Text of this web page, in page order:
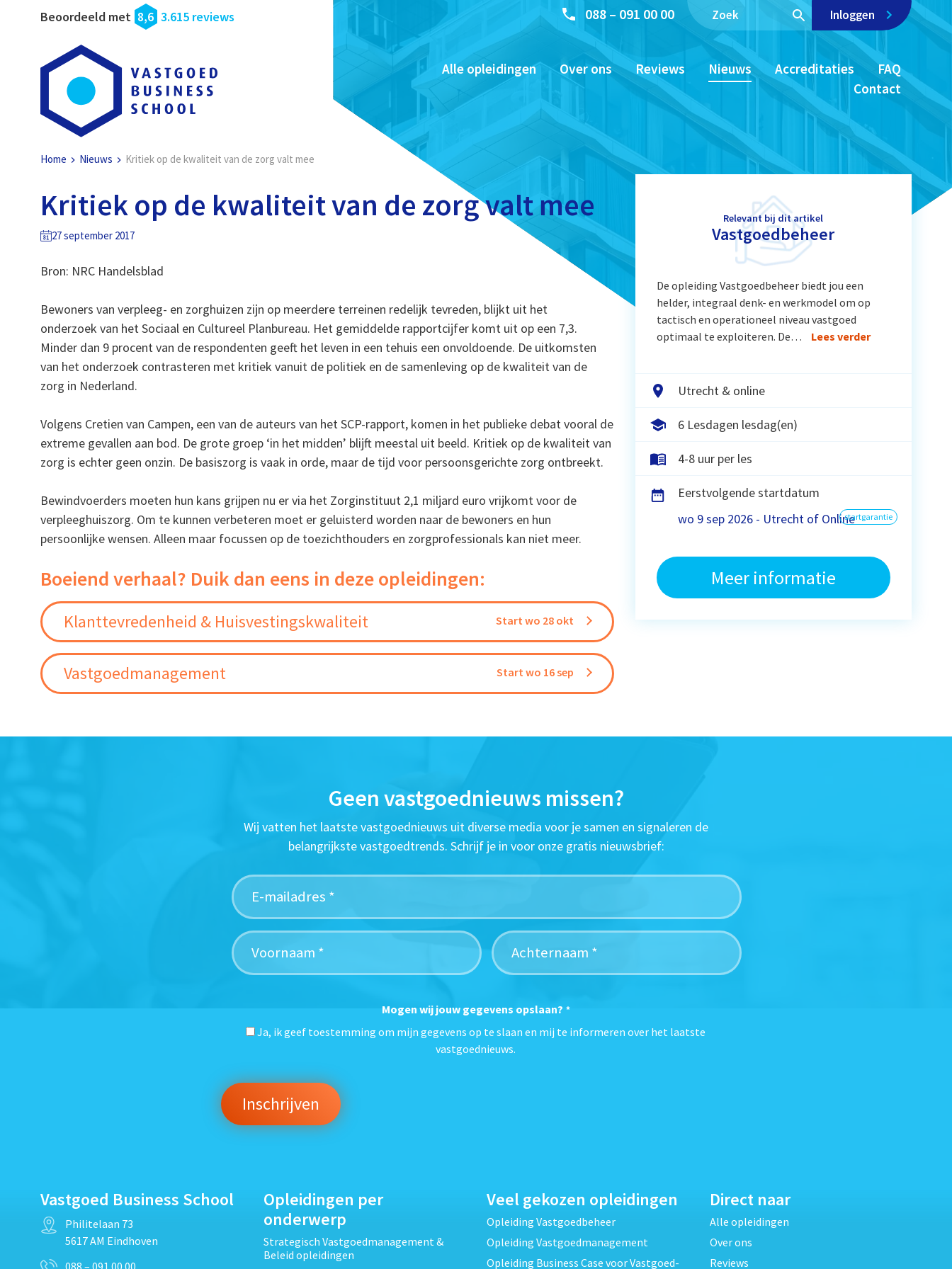
Beoordeeld met 8,6 3.615 reviews 088 – 091 00 00 Inloggen
Alle opleidingen Over ons Reviews Nieuws Accreditaties
FAQ
Contact
Home Nieuws Kritiek op de kwaliteit van de zorg valt mee
Kritiek op de kwaliteit van de zorg valt mee
27 september 2017
Bron: NRC Handelsblad
Bewoners van verpleeg- en zorghuizen zijn op meerdere terreinen redelijk tevreden, blijkt uit het
onderzoek van het Sociaal en Cultureel Planbureau. Het gemiddelde rapportcijfer komt uit op een 7,3.
Minder dan 9 procent van de respondenten geeft het leven in een tehuis een onvoldoende. De uitkomsten
van het onderzoek contrasteren met kritiek vanuit de politiek en de samenleving op de kwaliteit van de
zorg in Nederland.
Volgens Cretien van Campen, een van de auteurs van het SCP-rapport, komen in het publieke debat vooral de
extreme gevallen aan bod. De grote groep ‘in het midden’ blijft meestal uit beeld. Kritiek op de kwaliteit van
zorg is echter geen onzin. De basiszorg is vaak in orde, maar de tijd voor persoonsgerichte zorg ontbreekt.
Bewindvoerders moeten hun kans grijpen nu er via het Zorginstituut 2,1 miljard euro vrijkomt voor de
verpleeghuiszorg. Om te kunnen verbeteren moet er geluisterd worden naar de bewoners en hun
persoonlijke wensen. Alleen maar focussen op de toezichthouders en zorgprofessionals kan niet meer.
Boeiend verhaal? Duik dan eens in deze opleidingen:
Klanttevredenheid & Huisvestingskwaliteit Start wo 28 okt
Vastgoedmanagement Start wo 16 sep
Relevant bij dit artikel
Vastgoedbeheer
De opleiding Vastgoedbeheer biedt jou een
helder, integraal denk- en werkmodel om op
tactisch en operationeel niveau vastgoed
optimaal te exploiteren. De…
Lees verder
Utrecht & online
6 Lesdagen lesdag(en)
4-8 uur per les
Eerstvolgende startdatum
wo 9 sep 2026 - Utrecht of Onlinestartgarantie
Meer informatie
Geen vastgoednieuws missen?
Wij vatten het laatste vastgoednieuws uit diverse media voor je samen en signaleren de
belangrijkste vastgoedtrends. Schrijf je in voor onze gratis nieuwsbrief:
Mogen wij jouw gegevens opslaan? *
Ja, ik geef toestemming om mijn gegevens op te slaan en mij te informeren over het laatste
vastgoednieuws.
Vastgoed Business School
Philitelaan 73
5617 AM Eindhoven
088 – 091 00 00
Opleidingen per
onderwerp
Strategisch Vastgoedmanagement &
Beleid opleidingen
Veel gekozen opleidingen
Opleiding Vastgoedbeheer
Opleiding Vastgoedmanagement
Opleiding Business Case voor Vastgoed-
Direct naar
Alle opleidingen
Over ons
Reviews